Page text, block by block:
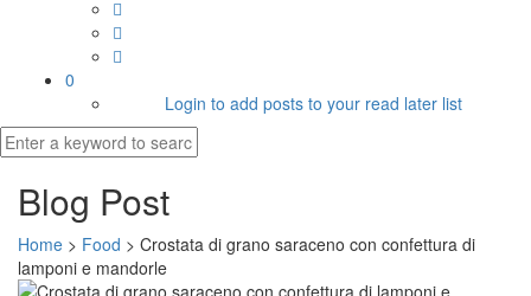
0
Login to add posts to your read later list
Blog Post
Home > Food > Crostata di grano saraceno con confettura di
lamponi e mandorle